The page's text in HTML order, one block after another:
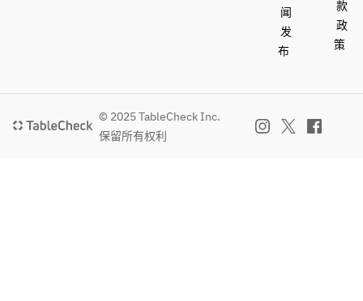
闻
发
布
款
政
策
© 2025 TableCheck Inc.
保留所有权利